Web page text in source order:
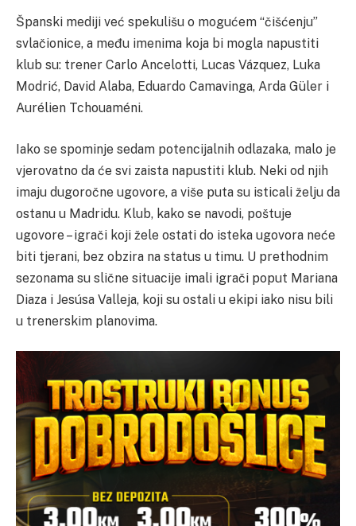
Španski mediji već spekulišu o mogućem “čišćenju”
svlačionice, a među imenima koja bi mogla napustiti
klub su: trener Carlo Ancelotti, Lucas Vázquez, Luka
Modrić, David Alaba, Eduardo Camavinga, Arda Güler i
Aurélien Tchouaméni.
Iako se spominje sedam potencijalnih odlazaka, malo je
vjerovatno da će svi zaista napustiti klub. Neki od njih
imaju dugoročne ugovore, a više puta su isticali želju da
ostanu u Madridu. Klub, kako se navodi, poštuje
ugovore – igrači koji žele ostati do isteka ugovora neće
biti tjerani, bez obzira na status u timu. U prethodnim
sezonama su slične situacije imali igrači poput Mariana
Diaza i Jesúsa Valleja, koji su ostali u ekipi iako nisu bili
u trenerskim planovima.